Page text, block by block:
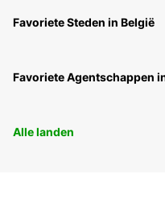
Favoriete Steden in België
Favoriete Agentschappen
Alle landen